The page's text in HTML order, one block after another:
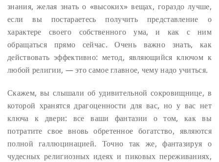
знания, желая знать о «высоких» вещах, гораздо лучше,
если вы постараетесь получить представление о
характере своего собственного ума, и как с ним
обращаться прямо сейчас. Очень важно знать, как
действовать эффективно: метод, являющийся ключом к
любой религии, — это самое главное, чему надо учиться.
Скажем, вы слышали об удивительной сокровищнице, в
которой хранятся драгоценности для вас, но у вас нет
ключа к двери: все ваши фантазии о том, как вы
потратите свое вновь обретенное богатство, являются
полной галлюцинацией. Точно так же, фантазируя о
чудесных религиозных идеях и пиковых переживаниях,